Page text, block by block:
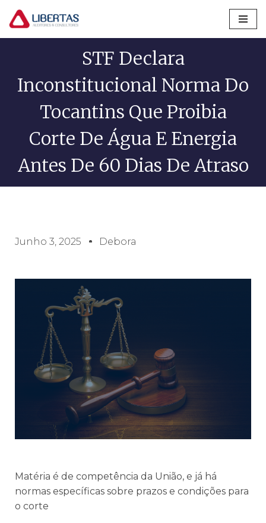
Pular
STF Declara
Inconstitucional Norma Do
Tocantins Que Proibia
Corte De Água E Energia
Antes De 60 Dias De Atraso
Junho 3, 2025 Debora
Matéria é de competência da União, e já há
normas específicas sobre prazos e condições para
o corte